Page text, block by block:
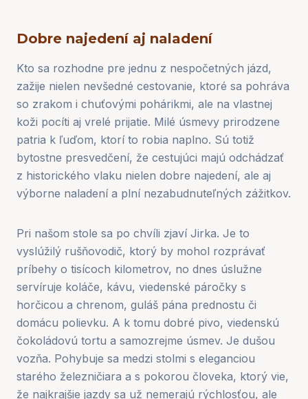
Dobre najedení aj naladení
Kto sa rozhodne pre jednu z nespočetných jázd,
zažije nielen nevšedné cestovanie, ktoré sa pohráva
so zrakom i chuťovými pohárikmi, ale na vlastnej
koži pocíti aj vrelé prijatie. Milé úsmevy prirodzene
patria k ľuďom, ktorí to robia naplno. Sú totiž
bytostne presvedčení, že cestujúci majú odchádzať
z historického vlaku nielen dobre najedení, ale aj
výborne naladení a plní nezabudnuteľných zážitkov.
Pri našom stole sa po chvíli zjaví Jirka. Je to
vyslúžilý rušňovodič, ktorý by mohol rozprávať
príbehy o tisícoch kilometrov, no dnes úslužne
servíruje koláče, kávu, viedenské páročky s
horčicou a chrenom, guláš pána prednostu či
domácu polievku. A k tomu dobré pivo, viedenskú
čokoládovú tortu a samozrejme úsmev. Je dušou
vozňa. Pohybuje sa medzi stolmi s eleganciou
starého železničiara a s pokorou človeka, ktorý vie,
že najkrajšie jazdy sa už nemerajú rýchlosťou, ale